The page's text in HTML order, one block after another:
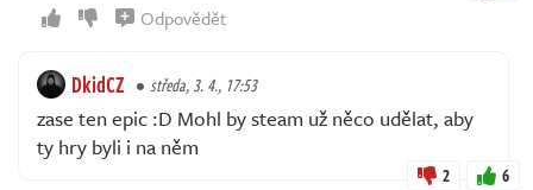
Odpovědět
DkidCZ středa, 3. 4., 17:53
zase ten epic :D Mohl by steam už něco udělat, aby
ty hry byli i na něm
2 6